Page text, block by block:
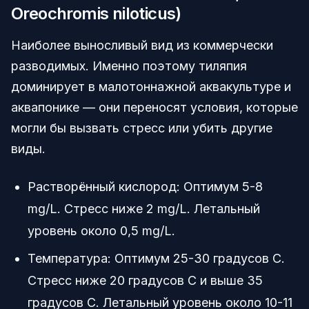
Oreochromis niloticus)
Наиболее выносливый вид из коммерчески
разводимых. Именно поэтому тиляпия
доминирует в малотоннажной аквакультуре и
аквапонике — они переносят условия, которые
могли бы вызвать стресс или убить другие
виды.
Растворённый кислород: Оптимум 5-8
mg/L. Стресс ниже 2 mg/L. Летальный
уровень около 0,5 mg/L.
Температура: Оптимум 25-30 градусов C.
Стресс ниже 20 градусов C и выше 35
градусов C. Летальный уровень около 10-11